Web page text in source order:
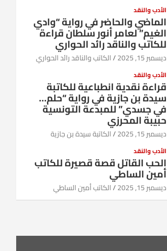
الأدب والنقد
الماضي والحاضر في رواية “وادي
الغيم” لعامر أنور سلطان قراءة
للكاتب والناقد رائد الحواري
ديسمبر 15, 2025 الكاتب والناقد رائد الحواري
الأدب والنقد
قراءة نقدية انطباعية للكاتبة
سيدة بن جازية في رواية “حلم…
في جسدي” للمبدعة التونسية
حبيبة المحرزي
ديسمبر 15, 2025 الكاتبة سيدة بن جازية
الأدب والنقد
الحب القاتل قصة قصيرة للكاتب
أمين الساطي
ديسمبر 15, 2025 الكاتب أمين الساطي